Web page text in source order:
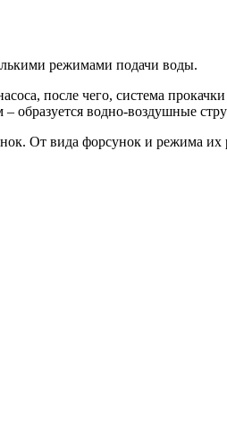
режимами подачи воды.
после чего, система
образуется водно-воздушные
От вида форсунок и режима